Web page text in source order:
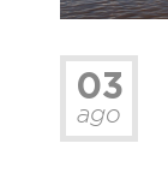
03
ago